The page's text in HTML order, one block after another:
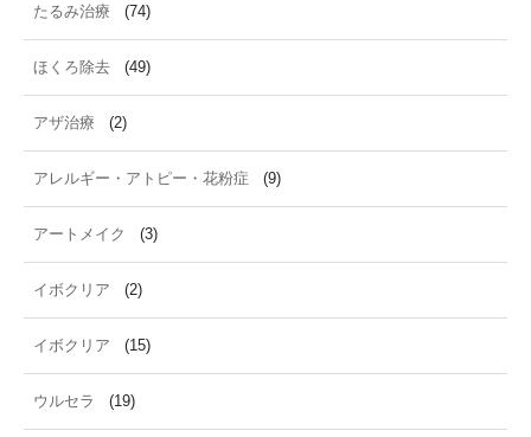
たるみ治療 (74)
ほくろ除去 (49)
アザ治療 (2)
アレルギー・アトピー・花粉症 (9)
アートメイク (3)
イボクリア (2)
イボクリア (15)
ウルセラ (19)